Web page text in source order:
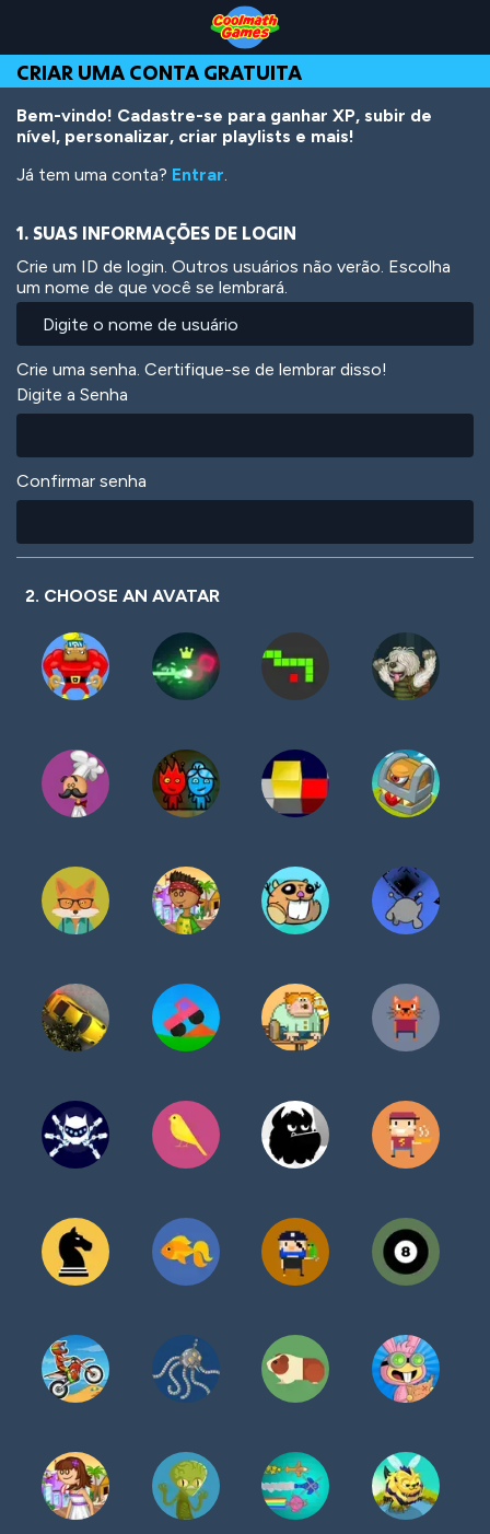
Top
of
Page
Navigation
Main
Content
Footer
o
conteúdo
principal
CRIAR UMA CONTA GRATUITA
Bem-vindo! Cadastre-se para ganhar XP, subir de
nível, personalizar, criar playlists e mais!
Já tem uma conta? Entrar.
1. SUAS INFORMAÇÕES DE LOGIN
Crie um ID de login. Outros usuários não verão. Escolha
um nome de que você se lembrará.
Crie uma senha. Certifique-se de lembrar disso!
Digite a Senha
Confirmar senha
2. CHOOSE AN AVATAR